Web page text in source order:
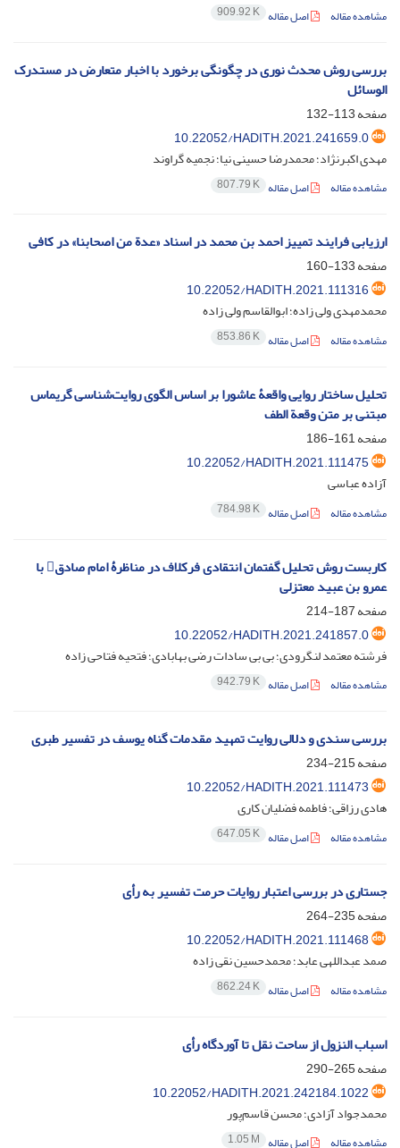
مشاهده مقاله اصل مقاله 909.92 K
بررسی روش محدث نوری در چگونگی برخورد با اخبار متعارض در مستدرک
الوسائل
صفحه113-132
10.22052/HADITH.2021.241659.0
مهدی اکبرنژاد؛ محمدرضا حسینی نیا؛ نجمیه گراوند
مشاهده مقاله اصل مقاله 807.79 K
ارزیابی فرایند تمییز احمد بن محمد در اسناد «عدة من اصحابنا» در کافی
صفحه133-160
10.22052/HADITH.2021.111316
محمدمهدی ولی زاده؛ ابوالقاسم ولی زاده
مشاهده مقاله اصل مقاله 853.86 K
تحلیل ساختار روایی واقعۀ عاشورا بر اساس الگوی روایت‌شناسی گریماس
مبتنی بر متن وقعة الطف
صفحه161-186
10.22052/HADITH.2021.111475
آزاده عباسی
مشاهده مقاله اصل مقاله 784.98 K
کاربست روش تحلیل گفتمان انتقادی فرکلاف در مناظرۀ امام صادق با
عمرو بن عبید معتزلی
صفحه187-214
10.22052/HADITH.2021.241857.0
فرشته معتمد لنگرودی؛ بی بی سادات رضی بهابادی؛ فتحیه فتاحی زاده
مشاهده مقاله اصل مقاله 942.79 K
بررسی سندی و دلالی روایت تمهید مقدمات گناه یوسف در تفسیر طبری
صفحه215-234
10.22052/HADITH.2021.111473
هادی رزاقی؛ فاطمه فضلیان کاری
مشاهده مقاله اصل مقاله 647.05 K
جستاری در بررسی اعتبار روایات حرمت تفسیر به رأی
صفحه235-264
10.22052/HADITH.2021.111468
صمد عبداللهی عابد؛ محمدحسین نقی زاده
مشاهده مقاله اصل مقاله 862.24 K
اسباب النزول از ساحت نقل تا آوردگاه رأی
صفحه265-290
10.22052/HADITH.2021.242184.1022
محمدجواد آزادی؛ محسن قاسم‌پور
مشاهده مقاله اصل مقاله 1.05 M